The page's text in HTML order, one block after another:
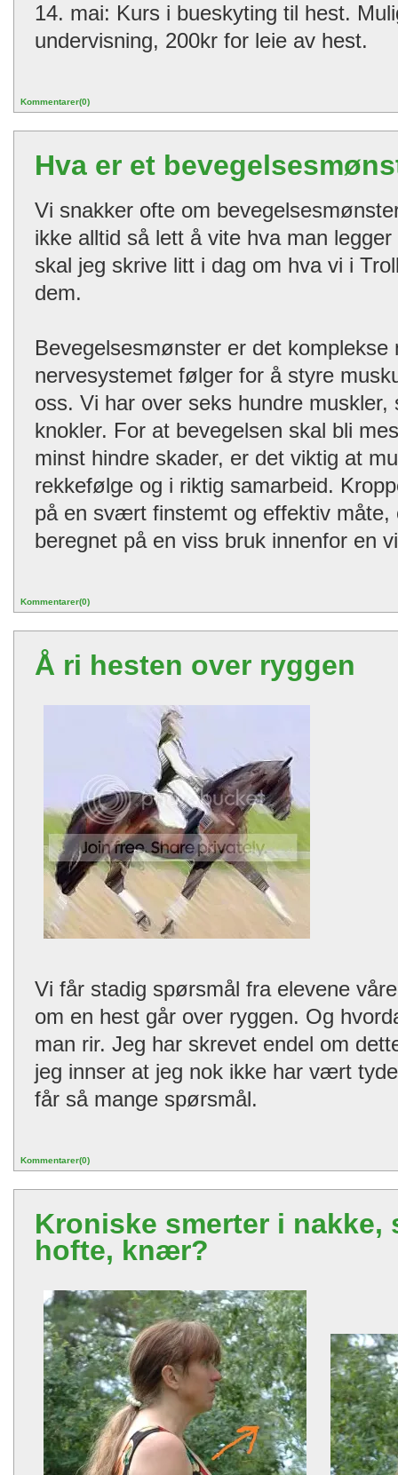
14. mai: Kurs i bueskyting til hest.
undervisning, 200kr for leie av hest.
Kommentarer(0)
Hva er et
Vi snakker ofte om
ikke alltid så lett å vite hva man
skal jeg skrive litt i dag om hva vi i
dem.
Bevegelsesmønster er det komplekse
nervesystemet følger for å styre
oss. Vi har over seks hundre
knokler. For at bevegelsen skal bli
minst hindre skader, er det viktig at
rekkefølge og i riktig samarbeid.
på en svært finstemt og effektiv måte,
beregnet på en viss bruk innenfor en
Kommentarer(0)
Å ri hesten over ryggen
Vi får stadig spørsmål fra elevene
om en hest går over ryggen. Og
man rir. Jeg har skrevet endel om
jeg innser at jeg nok ikke har vært
får så mange spørsmål.
Kommentarer(0)
Kroniske smerter i nakke,
hofte, knær?